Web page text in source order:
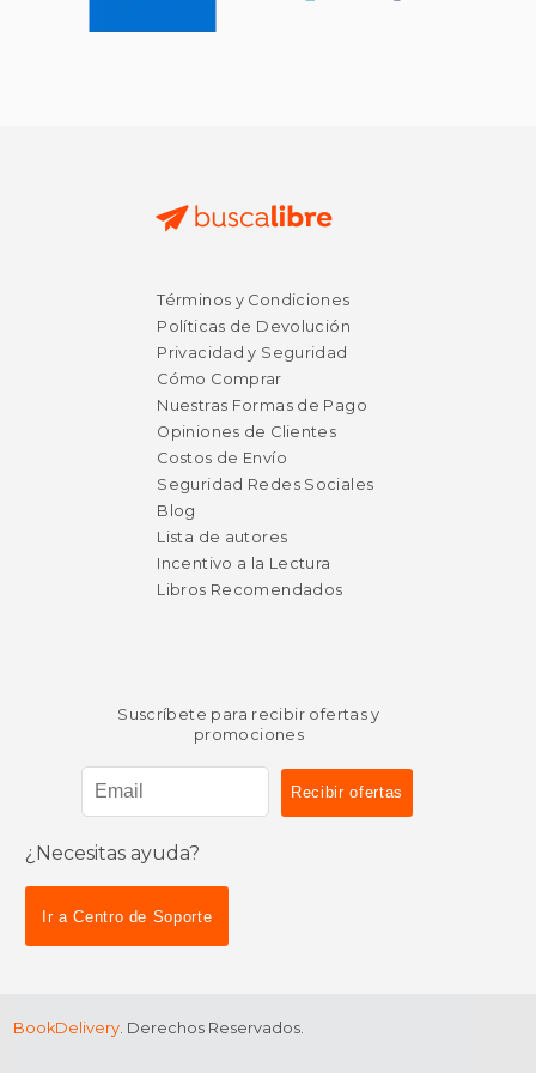
Términos y Condiciones
Políticas de Devolución
Privacidad y Seguridad
Cómo Comprar
Nuestras Formas de Pago
Opiniones de Clientes
Costos de Envío
Seguridad Redes Sociales
Blog
Lista de autores
Incentivo a la Lectura
Libros Recomendados
Suscríbete para recibir ofertas y
promociones
¿Necesitas ayuda?
Ir a Centro de Soporte
BookDelivery. Derechos Reservados.